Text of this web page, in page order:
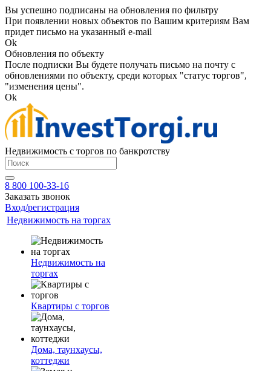
Вы успешно подписаны на обновления по фильтру
При появлении новых объектов по Вашим критериям Вам
придет письмо на указанный e-mail
Ok
Обновления по объекту
После подписки Вы будете получать письмо на почту с
обновлениями по объекту, среди которых "статус торгов",
"изменения цены".
Ok
Недвижимость с торгов по банкротству
8 800 100-33-16
Заказать звонок
Вход/регистрация
Недвижимость на торгах
Недвижимость на
торгах
Квартиры с торгов
Дома, таунхаусы,
коттеджи